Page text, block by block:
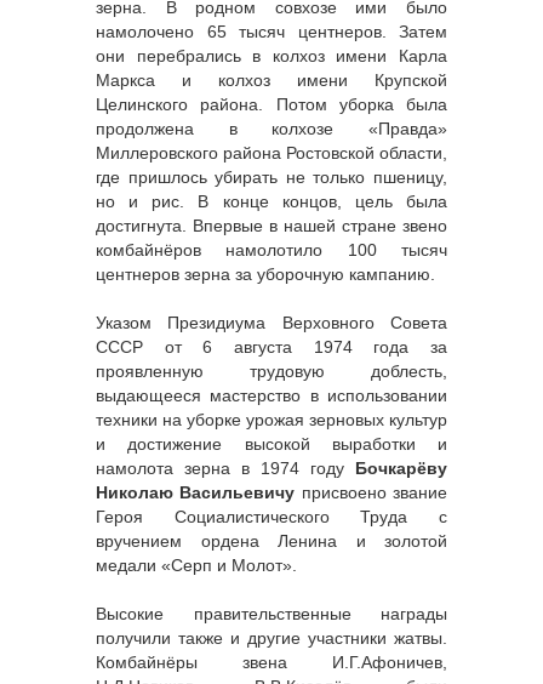
зерна. В родном совхозе ими было
намолочено 65 тысяч центнеров. Затем
они перебрались в колхоз имени Карла
Маркса и колхоз имени Крупской
Целинского района. Потом уборка была
продолжена в колхозе «Правда»
Миллеровского района Ростовской области,
где пришлось убирать не только пшеницу,
но и рис. В конце концов, цель была
достигнута. Впервые в нашей стране звено
комбайнёров намолотило 100 тысяч
центнеров зерна за уборочную кампанию.
Указом Президиума Верховного Совета
СССР от 6 августа 1974 года за
проявленную трудовую доблесть,
выдающееся мастерство в использовании
техники на уборке урожая зерновых культур
и достижение высокой выработки и
намолота зерна в 1974 году Бочкарёву
Николаю Васильевичу присвоено звание
Героя Социалистического Труда с
вручением ордена Ленина и золотой
медали «Серп и Молот».
Высокие правительственные награды
получили также и другие участники жатвы.
Комбайнёры звена И.Г.Афоничев,